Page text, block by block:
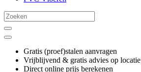
Gratis (proef)stalen aanvragen
Vrijblijvend & gratis advies op locatie
Direct online prijs berekenen